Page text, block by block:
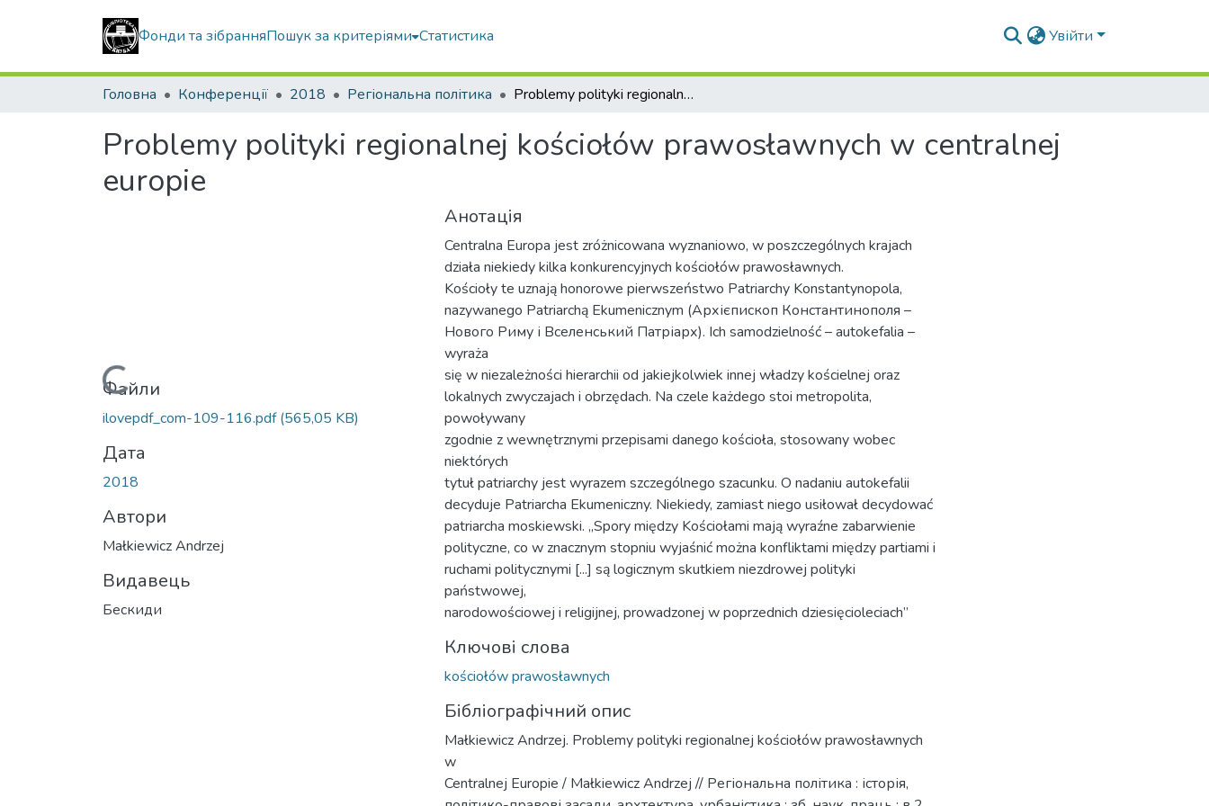
Фонди та зібранняПошук за критеріями Статистика Увійти
Головна Конференції 2018 Регіональна політика Problemy polityki regionalnej kościołów prawosławnych w centralnej europie
Problemy polityki regionalnej kościołów prawosławnych w centralnej
europie
Вантажиться...Файли
ilovepdf_com-109-116.pdf(565,05 KB)
Дата
2018
Автори
Małkiewicz Andrzej
Видавець
Бескиди
Анотація
Centralna Europa jest zróżnicowana wyznaniowo, w poszczególnych krajach
działa niekiedy kilka konkurencyjnych kościołów prawosławnych.
Kościoły te uznają honorowe pierwszeństwo Patriarchy Konstantynopola,
nazywanego Patriarchą Ekumenicznym (Архієпископ Константинополя –
Нового Риму і Вселенський Патріарх). Ich samodzielność – autokefalia –
wyraża
się w niezależności hierarchii od jakiejkolwiek innej władzy kościelnej oraz
lokalnych zwyczajach i obrzędach. Na czele każdego stoi metropolita,
powoływany
zgodnie z wewnętrznymi przepisami danego kościoła, stosowany wobec
niektórych
tytuł patriarchy jest wyrazem szczególnego szacunku. O nadaniu autokefalii
decyduje Patriarcha Ekumeniczny. Niekiedy, zamiast niego usiłował decydować
patriarcha moskiewski. „Spory między Kościołami mają wyraźne zabarwienie
polityczne, co w znacznym stopniu wyjaśnić można konfliktami między partiami i
ruchami politycznymi [...] są logicznym skutkiem niezdrowej polityki
państwowej,
narodowościowej i religijnej, prowadzonej w poprzednich dziesięcioleciach”
Ключові слова
kościołów prawosławnych
Бібліографічний опис
Małkiewicz Andrzej. Problemy polityki regionalnej kościołów prawosławnych
w
Centralnej Europie / Małkiewicz Andrzej // Регіональна політика : історія,